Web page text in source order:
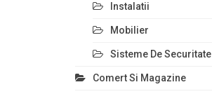
Instalatii
Mobilier
Sisteme De Securitate
Comert Si Magazine